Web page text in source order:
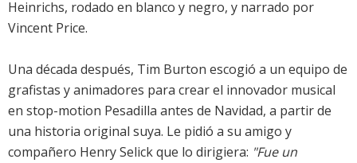
Heinrichs, rodado en blanco y negro, y narrado por
Vincent Price.
Una década después, Tim Burton escogió a un equipo de
grafistas y animadores para crear el innovador musical
en stop-motion Pesadilla antes de Navidad, a partir de
una historia original suya. Le pidió a su amigo y
compañero Henry Selick que lo dirigiera: "Fue un